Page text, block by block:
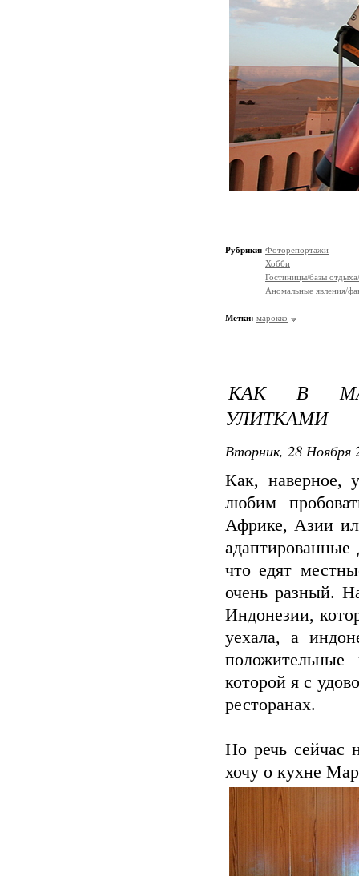
Рубрики: Фоторепортажи
Хобби
Гостиницы/базы
Аномальные явления/
Метки: марокко
КАК В
УЛИТКАМИ
Вторник, 28 Ноября
Как, наверное,
любим
Африке, Азии
что едят
очень разный.
Индонезии,
уехала, а
которой я с
ресторанах.
Но речь сейчас
хочу о кухне